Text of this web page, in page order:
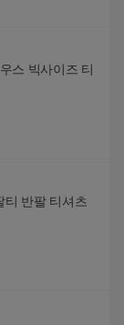
스 빅사이즈 티
티 반팔 티셔츠